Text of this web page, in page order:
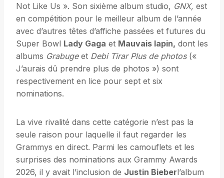
Not Like Us ». Son sixième album studio, GNX, est
en compétition pour le meilleur album de l’année
avec d’autres têtes d’affiche passées et futures du
Super Bowl Lady Gaga et Mauvais lapin, dont les
albums Grabugeet Debi Tirar Plus de photos(«
J’aurais dû prendre plus de photos ») sont
respectivement en lice pour sept et six
nominations.
La vive rivalité dans cette catégorie n’est pas la
seule raison pour laquelle il faut regarder les
Grammys en direct. Parmi les camouflets et les
surprises des nominations aux Grammy Awards
2026, il y avait l’inclusion de Justin Bieberl’album